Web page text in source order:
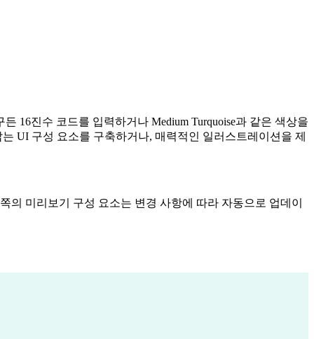
16진수 코드를 입력하거나 Medium Turquoise과 같은 색상을
UI 구성 요소를 구축하거나, 매력적인 일러스트레이션을 제
미리보기 구성 요소는 변경 사항에 따라 자동으로 업데이